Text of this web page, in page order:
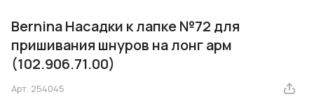
Bernina Насадки к лапке №72 для
пришивания шнуров на лонг арм
(102.906.71.00)
Арт. 254045